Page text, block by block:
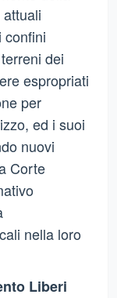
confini
dei
espropriati
per
ed i suoi
nuovi
Corte
nella loro
Liberi